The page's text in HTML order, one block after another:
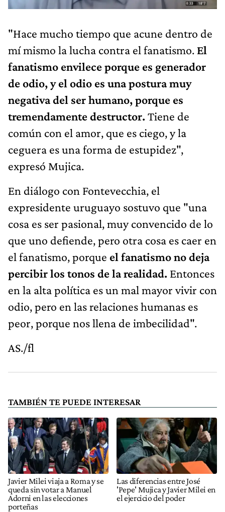
"Hace mucho tiempo que acune dentro de
mí mismo la lucha contra el fanatismo. El
fanatismo envilece porque es generador
de odio, y el odio es una postura muy
negativa del ser humano, porque es
tremendamente destructor. Tiene de
común con el amor, que es ciego, y la
ceguera es una forma de estupidez",
expresó Mujica.
En diálogo con Fontevecchia, el
expresidente uruguayo sostuvo que "una
cosa es ser pasional, muy convencido de lo
que uno defiende, pero otra cosa es caer en
el fanatismo, porque el fanatismo no deja
percibir los tonos de la realidad. Entonces
en la alta política es un mal mayor vivir con
odio, pero en las relaciones humanas es
peor, porque nos llena de imbecilidad".
AS./fl
TAMBIÉN TE PUEDE INTERESAR
Javier Milei viaja a Roma y se
queda sin votar a Manuel
Adorni en las elecciones
porteñas
Las diferencias entre José
'Pepe' Mujica y Javier Milei en
el ejercicio del poder